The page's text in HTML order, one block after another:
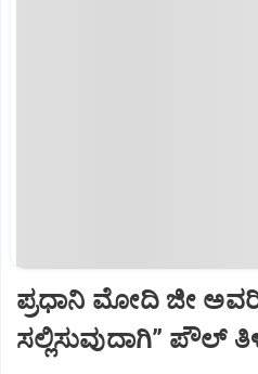
ಪ್ರಧಾನಿ ಮೋದಿ ಜೀ
ಸಲ್ಲಿಸುವುದಾಗಿ” ಪೌಲ್‌